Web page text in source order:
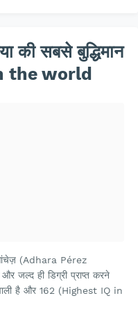
की सबसे बुद्धिमान
the world
जल्द ही डिग्री प्राप्त करने
वाली है और 162 (Highest IQ in